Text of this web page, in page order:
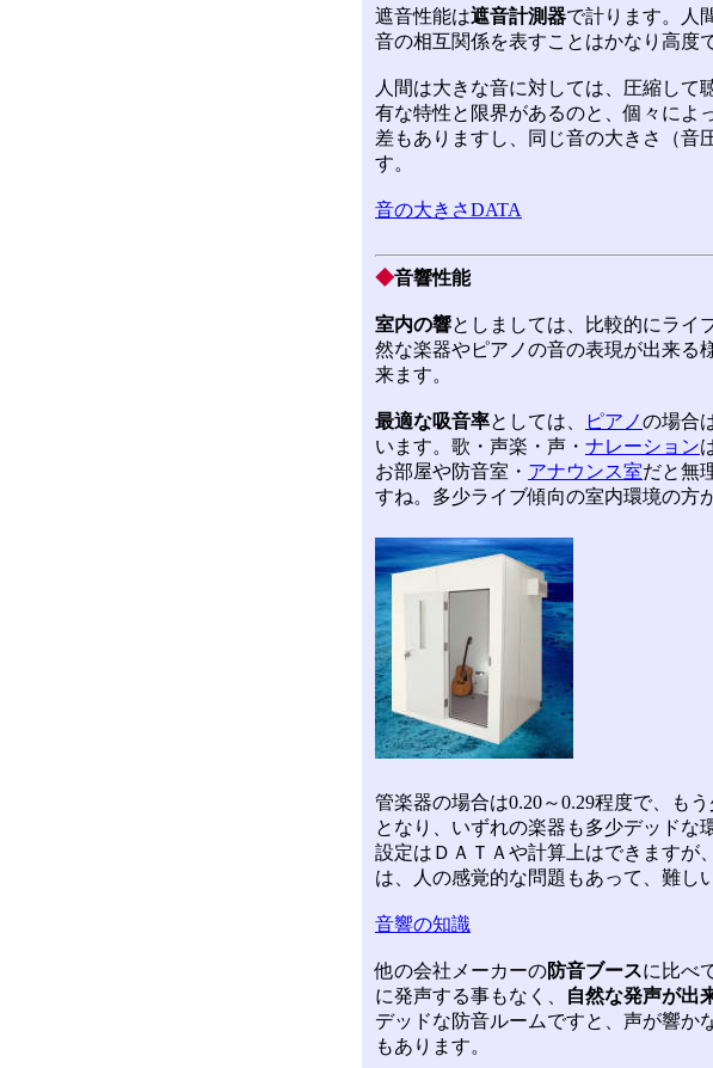
遮音性能は遮音計測器で計ります。人
音の相互関係を表すことはかなり高度
人間は大きな音に対しては、圧縮して
有な特性と限界があるのと、個々によ
差もありますし、同じ音の大きさ（音
す。
音の大きさDATA
◆音響性能
室内の響としましては、比較的にライ
然な楽器やピアノの音の表現が出来る
来ます。
最適な吸音率としては、 ピアノの場合
います。歌・声楽・声・ ナレーション
お部屋や防音室・ アナウンス室だと無
すね。多少ライブ傾向の室内環境の方
管楽器の場合は0.20～0.29程度で、も
となり、いずれの楽器も多少デッドな
設定はＤＡＴＡや計算上はできますが
は、人の感覚的な問題もあって、難し
音響の知識
他の会社メーカーの防音ブースに比べ
に発声する事もなく、
自然な発声が出
デッドな防音ルームですと、声が響か
もあります。